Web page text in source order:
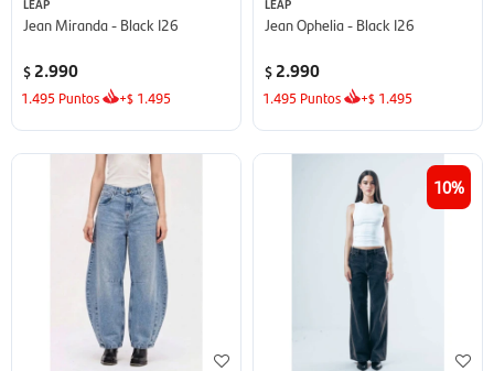
LEAP
Jean Miranda - Black I26
$ 2.990
1.495 Puntos +$ 1.495
LEAP
Jean Ophelia - Black I26
$ 2.990
1.495 Puntos +$ 1.495
10